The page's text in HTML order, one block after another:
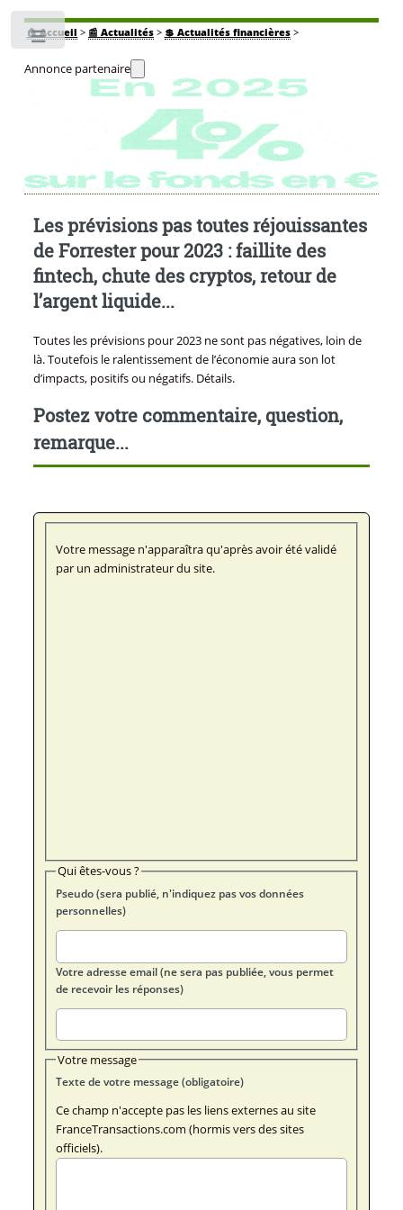
🏠Accueil > 📰 Actualités> 💲 Actualités financières>
Annonce partenaire
Les prévisions pas toutes réjouissantes
de Forrester pour 2023 : faillite des
fintech, chute des cryptos, retour de
l’argent liquide...
Toutes les prévisions pour 2023 ne sont pas négatives, loin de
là. Toutefois le ralentissement de l’économie aura son lot
d’impacts, positifs ou négatifs. Détails.
Postez votre commentaire, question,
remarque...
Votre message n'apparaîtra qu'après avoir été validé
par un administrateur du site.
Qui êtes-vous ?
Pseudo (sera publié, n'indiquez pas vos données
personnelles)
Votre adresse email (ne sera pas publiée, vous permet
de recevoir les réponses)
Votre message
Texte de votre message (obligatoire)
Ce champ n'accepte pas les liens externes au site
FranceTransactions.com (hormis vers des sites
officiels).
Toggle